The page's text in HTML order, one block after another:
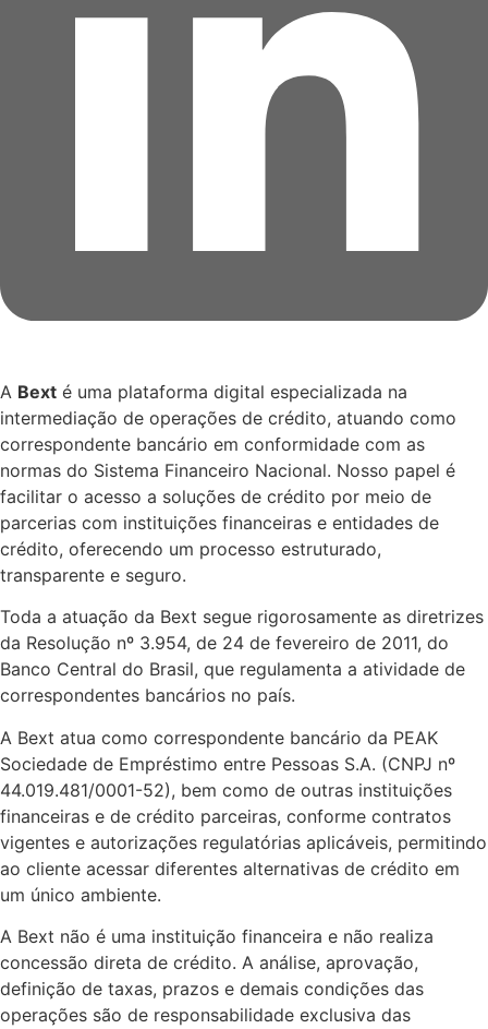
A Bext é uma plataforma digital especializada na
intermediação de operações de crédito, atuando como
correspondente bancário em conformidade com as
normas do Sistema Financeiro Nacional. Nosso papel é
facilitar o acesso a soluções de crédito por meio de
parcerias com instituições financeiras e entidades de
crédito, oferecendo um processo estruturado,
transparente e seguro.
Toda a atuação da Bext segue rigorosamente as diretrizes
da Resolução nº 3.954, de 24 de fevereiro de 2011, do
Banco Central do Brasil, que regulamenta a atividade de
correspondentes bancários no país.
A Bext atua como correspondente bancário da PEAK
Sociedade de Empréstimo entre Pessoas S.A. (CNPJ nº
44.019.481/0001-52), bem como de outras instituições
financeiras e de crédito parceiras, conforme contratos
vigentes e autorizações regulatórias aplicáveis, permitindo
ao cliente acessar diferentes alternativas de crédito em
um único ambiente.
A Bext não é uma instituição financeira e não realiza
concessão direta de crédito. A análise, aprovação,
definição de taxas, prazos e demais condições das
operações são de responsabilidade exclusiva das